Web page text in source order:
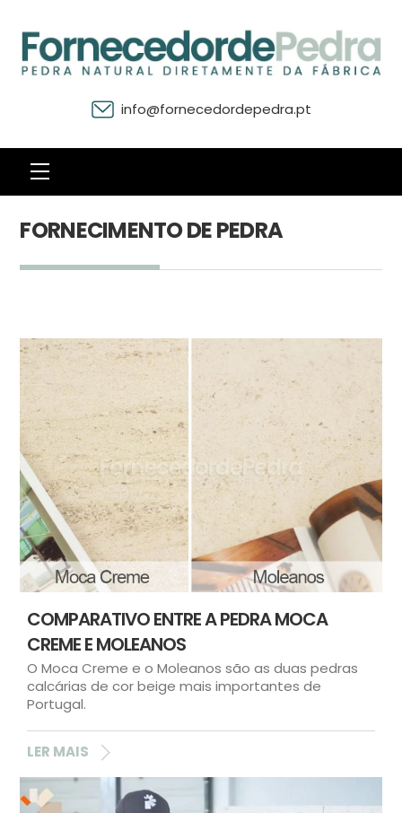
info@fornecedordepedra.pt
Menu
FORNECIMENTO DE PEDRA
COMPARATIVO ENTRE A PEDRA MOCA
CREME E MOLEANOS
O Moca Creme e o Moleanos são as duas pedras
calcárias de cor beige mais importantes de
Portugal.
LER MAIS